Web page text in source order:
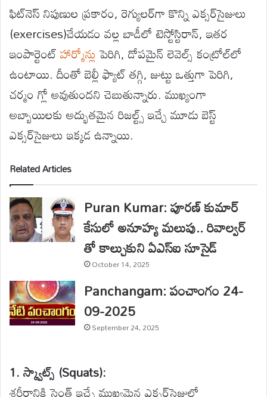
ఫిట్‌నెస్ నిపుణుల ప్రకారం, రెగ్యులర్‌గా కొన్ని ఎక్సర్‌సైజులు
(exercises)చేయడం వల్ల బాడీలో టెస్టోస్టిరాన్, ఇతర
ఇంపార్టెంట్హార్మోన్లుపెరిగి, డోపమైన్ లెవెల్స్ కంట్రోల్‌లో
ఉంటాయి. దీంతో బెల్లీ ఫ్యాట్ తగ్గి, జుట్టు ఒత్తుగా పెరిగి,
చర్మం గ్లో అవుతుందని చెబుతున్నారు. ముఖ్యంగా
అబ్బాయిలకు అద్భుతమైన రిజల్ట్స్ ఇచ్చే మూడు బెస్ట్
ఎక్సర్‌సైజులు ఇక్కడ ఉన్నాయి.
Related Articles
Puran Kumar: పూరణ్ కుమార్
కేసులో అనూహ్య మలుపు.. రివాల్వర్
తో కాల్చుకుని ఏఎస్ఐ సూసైడ్
October 14, 2025
Panchangam: పంచాంగం 24-
09-2025
September 24, 2025
1. స్క్వాట్స్ (Squats):
శరీరానికి స్ట్రెంత్ ఇచ్చే ముఖ్యమైన ఎక్సర్‌సైజుల్లో